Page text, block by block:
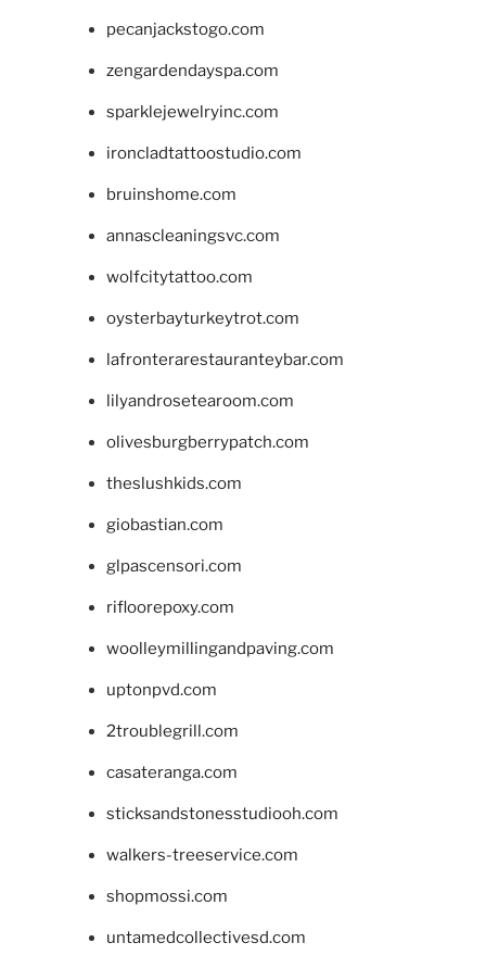
pecanjackstogo.com
zengardendayspa.com
sparklejewelryinc.com
ironcladtattoostudio.com
bruinshome.com
annascleaningsvc.com
wolfcitytattoo.com
oysterbayturkeytrot.com
lafronterarestauranteybar.com
lilyandrosetearoom.com
olivesburgberrypatch.com
theslushkids.com
giobastian.com
glpascensori.com
rifloorepoxy.com
woolleymillingandpaving.com
uptonpvd.com
2troublegrill.com
casateranga.com
sticksandstonesstudiooh.com
walkers-treeservice.com
shopmossi.com
untamedcollectivesd.com